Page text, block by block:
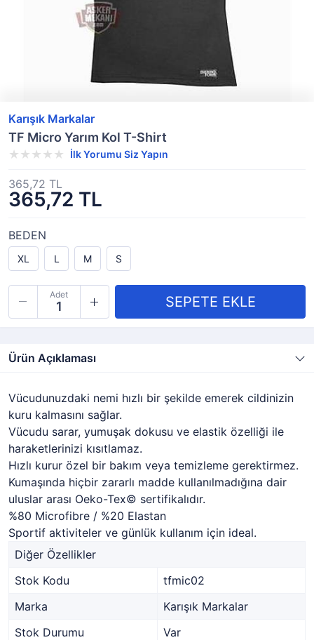
Karışık Markalar
TF Micro Yarım Kol T-Shirt
İlk Yorumu Siz Yapın
365,72 TL
365,72 TL
BEDEN
XL L M S
Adet
Ürün Açıklaması
Vücudunuzdaki nemi hızlı bir şekilde emerek cildinizin
kuru kalmasını sağlar.
Vücudu sarar, yumuşak dokusu ve elastik özelliği ile
haraketlerinizi kısıtlamaz.
Hızlı kurur özel bir bakım veya temizleme gerektirmez.
Kumaşında hiçbir zararlı madde kullanılmadığına dair
uluslar arası Oeko-Tex© sertifikalıdır.
%80 Microfibre / %20 Elastan
Sportif aktiviteler ve günlük kullanım için ideal.
Diğer Özellikler
Stok Kodu
tfmic02
Marka
Karışık Markalar
Stok Durumu
Var